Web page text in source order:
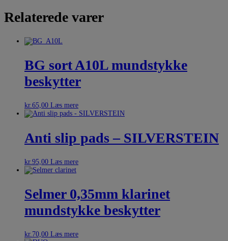
Relaterede varer
BG sort A10L mundstykke
beskytter
kr.65,00 Læs mere
Anti slip pads – SILVERSTEIN
kr. 95,00 Læs mere
Selmer 0,35mm klarinet
mundstykke beskytter
kr.70,00 Læs mere